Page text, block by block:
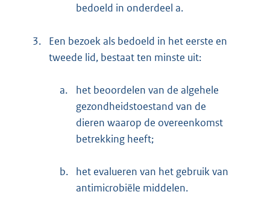
bedoeld in onderdeel a.
3.
Een bezoek als bedoeld in het eerste en
tweede lid, bestaat ten minste uit:
a.
het beoordelen van de algehele
gezondheidstoestand van de
dieren waarop de overeenkomst
betrekking heeft;
b.
het evalueren van het gebruik van
antimicrobiële middelen.